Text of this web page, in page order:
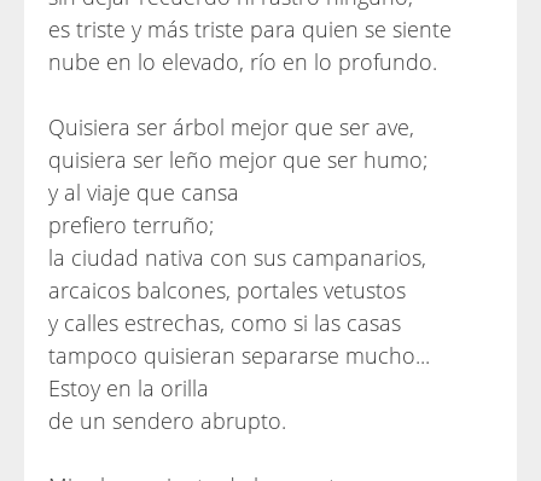
es triste y más triste para quien se siente
nube en lo elevado, río en lo profundo.
Quisiera ser árbol mejor que ser ave,
quisiera ser leño mejor que ser humo;
y al viaje que cansa
prefiero terruño;
la ciudad nativa con sus campanarios,
arcaicos balcones, portales vetustos
y calles estrechas, como si las casas
tampoco quisieran separarse mucho...
Estoy en la orilla
de un sendero abrupto.